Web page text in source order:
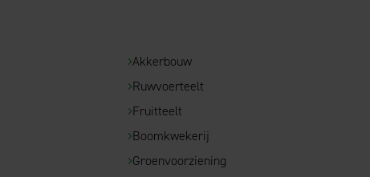
Akkerbouw
Ruwvoerteelt
Fruitteelt
Boomkwekerij
Groenvoorziening